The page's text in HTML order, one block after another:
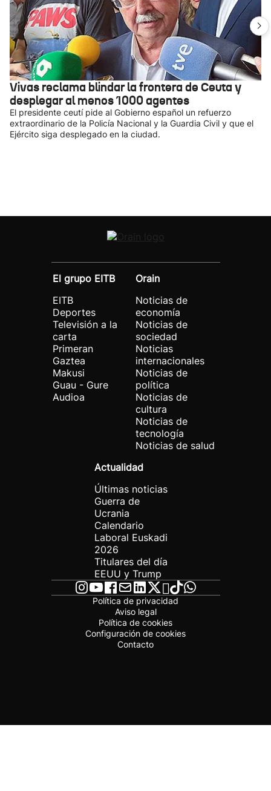
Vivas reclama blindar la frontera de Ceuta y
desplegar al menos 1000 agentes
El presidente ceutí pide al Gobierno español un refuerzo
extraordinario de la Policía Nacional y la Guardia Civil y que el
Ejército siga desplegado en la ciudad.
El grupo EITB
EITB
Deportes
Televisión a la
carta
Primeran
Gaztea
Makusi
Guau - Gure
Audioa
Orain
Noticias de
economía
Noticias de
sociedad
Noticias
internacionales
Noticias de
política
Noticias de
cultura
Noticias de
tecnología
Noticias de salud
Actualidad
Últimas noticias
Guerra de
Ucrania
Calendario
Laboral Euskadi
2026
Titulares del día
EEUU y Trump
Política de privacidad
Aviso legal
Política de cookies
Configuración de cookies
Contacto